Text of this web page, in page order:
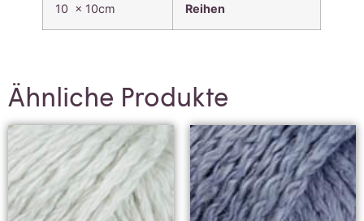
10 x 10cm
Reihen
Ähnliche Produkte